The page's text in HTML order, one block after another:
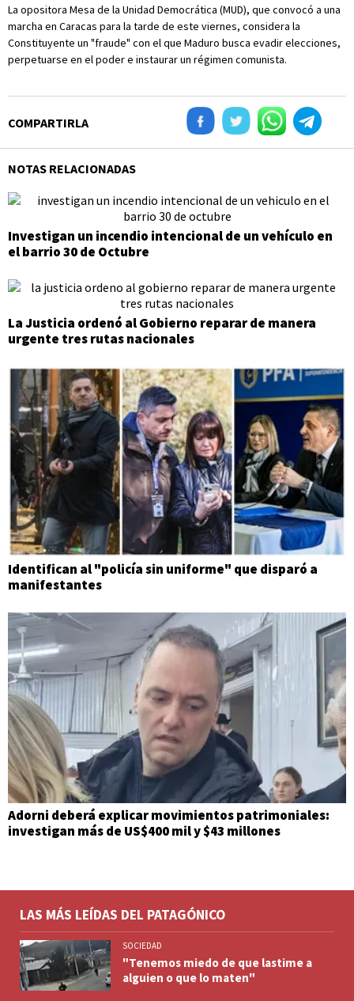
La opositora Mesa de la Unidad Democrática (MUD), que convocó a una
marcha en Caracas para la tarde de este viernes, considera la
Constituyente un "fraude" con el que Maduro busca evadir elecciones,
perpetuarse en el poder e instaurar un régimen comunista.
COMPARTIRLA
NOTAS RELACIONADAS
Investigan un incendio intencional de un vehículo en
el barrio 30 de Octubre
La Justicia ordenó al Gobierno reparar de manera
urgente tres rutas nacionales
Identifican al "policía sin uniforme" que disparó a
manifestantes
Adorni deberá explicar movimientos patrimoniales:
investigan más de US$400 mil y $43 millones
LAS MÁS LEÍDAS DEL PATAGÓNICO
SOCIEDAD
"Tenemos miedo de que lastime a
alguien o que lo maten"